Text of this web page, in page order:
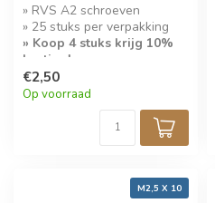
» RVS A2 schroeven
» 25 stuks per verpakking
» Koop 4 stuks krijg 10%
korting!
€2,50
Op voorraad
M2,5 X 10